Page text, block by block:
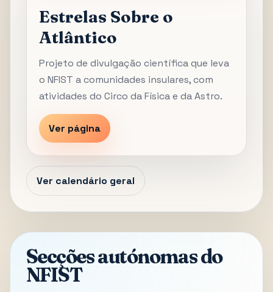
Estrelas Sobre o
Atlântico
Projeto de divulgação científica que leva
o NFIST a comunidades insulares, com
atividades do Circo da Física e da Astro.
Ver página
Ver calendário geral
Secções autónomas do
NFIST